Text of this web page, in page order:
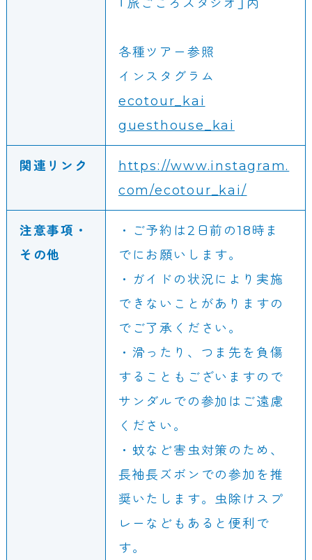
「旅ごころスタジオ」内
各種ツアー参照
インスタグラム
ecotour_kai
guesthouse_kai
関連リンク
https://www.instagram.
com/ecotour_kai/
注意事項・
その他
・ご予約は2日前の18時ま
でにお願いします。
・ガイドの状況により実施
できないことがありますの
でご了承ください。
・滑ったり、つま先を負傷
することもございますので
サンダルでの参加はご遠慮
ください。
・蚊など害虫対策のため、
長袖長ズボンでの参加を推
奨いたします。虫除けスプ
レーなどもあると便利で
す。